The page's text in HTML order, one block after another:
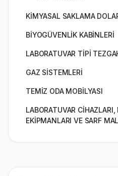
KİMYASAL SAKLAMA
BİYOGÜVENLİK KABİNLERİ
LABORATUVAR TİPİ
GAZ SİSTEMLERİ
TEMİZ ODA MOBİLYASI
LABORATUVAR CİHAZLARI,
EKİPMANLARI VE SARF